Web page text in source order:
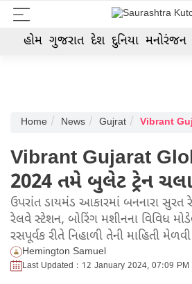
હોમ ગુજરાત દેશ દુનિયા મનોરંજન
Home News Gujrat
Vibrant Gujarat
2024 તમે બુલેટ ટ્રેન
ઉપરાંત ડાયમંડ આકારમાં બનનારા સુરત
રેલવે સ્ટેશન, બોરિંગ મશીનના વિવિધ
રસપૂર્વક રીતે નિહાળી તેની માહિતી મેળવી
Hemington Samuel
Last Updated : 12 January 2024, 07:09 PM